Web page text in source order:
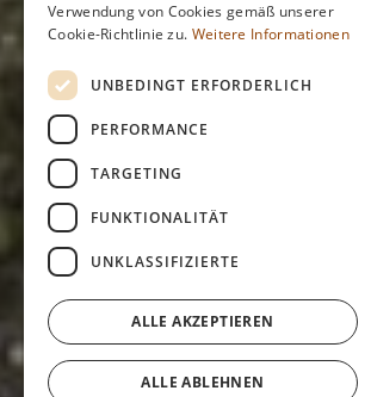
Verwendung von Cookies gemäß unserer
Cookie-Richtlinie zu. Weitere Informationen
UNBEDINGT ERFORDERLICH
PERFORMANCE
TARGETING
FUNKTIONALITÄT
UNKLASSIFIZIERTE
ALLE AKZEPTIEREN
ALLE ABLEHNEN